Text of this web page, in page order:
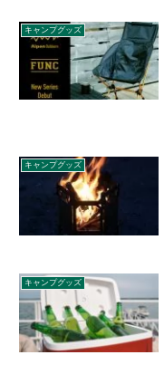
キャンプグッズ
キャンプグッズ
キャンプグッズ